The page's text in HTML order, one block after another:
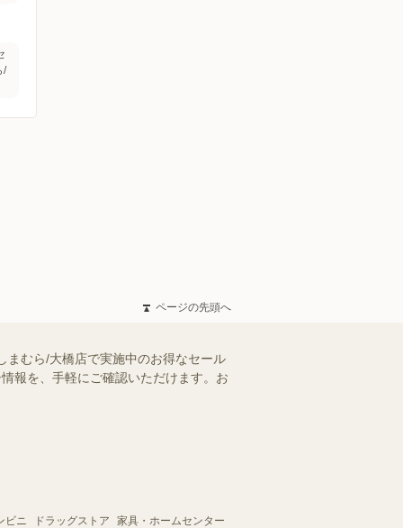
/
ページの先頭へ
まむら/大橋店で実施中のお得なセール
報を、手軽にご確認いただけます。お
ビニ ドラッグストア
家具・ホームセンター